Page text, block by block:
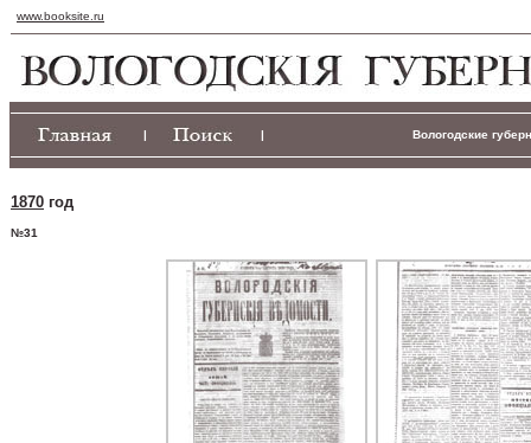
www.booksite.ru
| | Вологодские
1870 год
№31